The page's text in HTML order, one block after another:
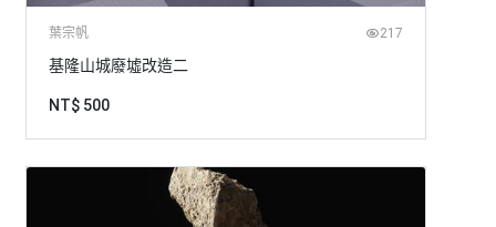
葉宗帆 217
基隆山城廢墟改造二
NT$ 500